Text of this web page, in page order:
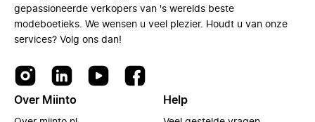
gepassioneerde verkopers van 's werelds beste
modeboetieks. We wensen u veel plezier. Houdt u van onze
services? Volg ons dan!
Over Miinto Help